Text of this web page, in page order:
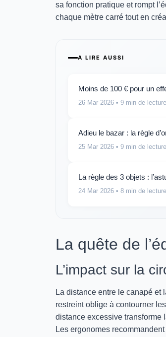
sa fonction pratique et rompt
chaque mètre carré tout en
A LIRE AUSSI
Moins de 100 € pour un
26 Mar 2026 • 9 min de lecture
Adieu le bazar : la règle
25 Mar 2026 • 9 min de lecture
La règle des 3 objets :
24 Mar 2026 • 8 min de lecture
La quête de
L’impact sur la
La distance entre le canapé et
restreint oblige à contourner
distance excessive transforme
Les ergonomes